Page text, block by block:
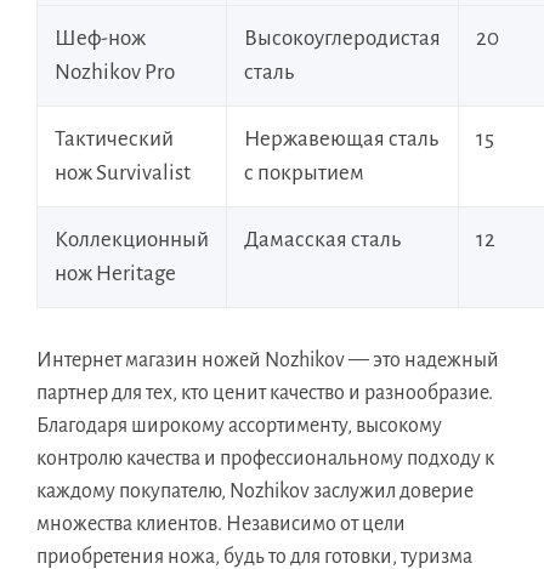
Шеф-нож
Nozhikov Pro
Высокоуглеродистая
сталь
20
Тактический
нож Survivalist
Нержавеющая сталь
с покрытием
15
Коллекционный
нож Heritage
Дамасская сталь 12
Интернет магазин ножей Nozhikov — это надежный
партнер для тех, кто ценит качество и разнообразие.
Благодаря широкому ассортименту, высокому
контролю качества и профессиональному подходу к
каждому покупателю, Nozhikov заслужил доверие
множества клиентов. Независимо от цели
приобретения ножа, будь то для готовки, туризма